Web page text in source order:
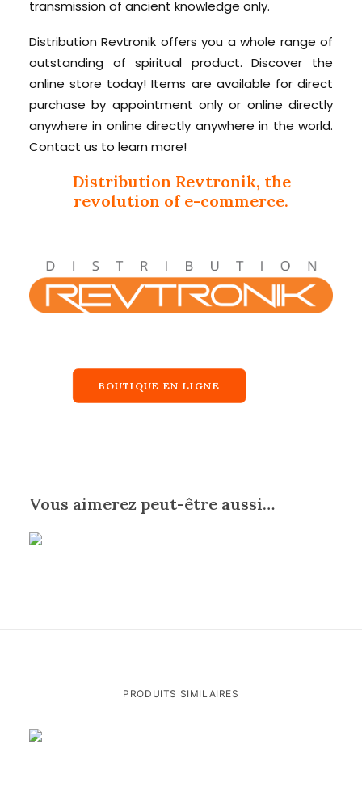
transmission of ancient knowledge only.
Distribution Revtronik offers you a whole range of
outstanding of spiritual product. Discover the
online store today! Items are available for direct
purchase by appointment only or online directly
anywhere in online directly anywhere in the world.
Contact us to learn more!
Distribution Revtronik, the
revolution of e-commerce.
BOUTIQUE EN LIGNE
Vous aimerez peut-être aussi…
PRODUITS SIMILAIRES